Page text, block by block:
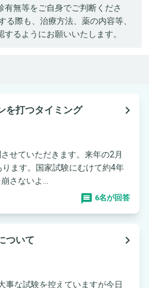
有無等をご自身でご判断くださ
る際も、治療方法、薬の内容等、
るようにお願いいたします。
を打つタイミング
navigate_next
せていただきます。来年の2月
ます。国家試験にむけて約4年
さないよ...
6名が回答
ついて
navigate_next
事な試験を控えていますが今日